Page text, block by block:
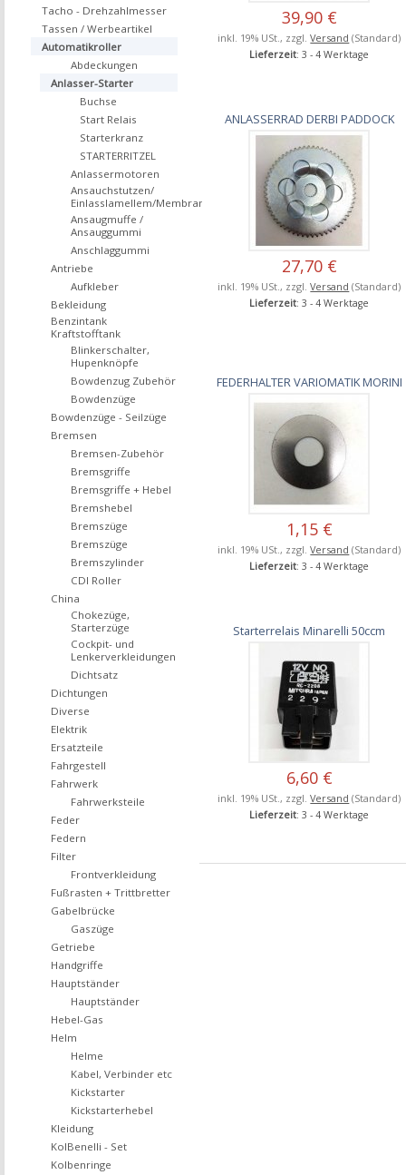
39,90 €
inkl. 19% USt., zzgl.Versand (Standard)
Lieferzeit: 3 - 4 Werktage
ANLASSERRAD DERBI PADDOCK
27,70 €
inkl. 19% USt., zzgl.Versand (Standard)
Lieferzeit: 3 - 4 Werktage
FEDERHALTER VARIOMATIK MORINI
1,15 €
inkl. 19% USt., zzgl.Versand (Standard)
Lieferzeit: 3 - 4 Werktage
Starterrelais Minarelli 50ccm
6,60 €
inkl. 19% USt., zzgl.Versand (Standard)
Lieferzeit: 3 - 4 Werktage
Tacho - Drehzahlmesser
Tassen / Werbeartikel
Automatikroller
Abdeckungen
Anlasser-Starter
Buchse
Start Relais
Starterkranz
STARTERRITZEL
Anlassermotoren
Ansauchstutzen/
Einlasslamellem/Membrane
Ansaugmuffe /
Ansauggummi
Anschlaggummi
Antriebe
Aufkleber
Bekleidung
Benzintank
Kraftstofftank
Blinkerschalter,
Hupenknöpfe
Bowdenzug Zubehör
Bowdenzüge
Bowdenzüge - Seilzüge
Bremsen
Bremsen-Zubehör
Bremsgriffe
Bremsgriffe + Hebel
Bremshebel
Bremszüge
Bremszüge
Bremszylinder
CDI Roller
China
Chokezüge,
Starterzüge
Cockpit- und
Lenkerverkleidungen
Dichtsatz
Dichtungen
Diverse
Elektrik
Ersatzteile
Fahrgestell
Fahrwerk
Fahrwerksteile
Feder
Federn
Filter
Frontverkleidung
Fußrasten + Trittbretter
Gabelbrücke
Gaszüge
Getriebe
Handgriffe
Hauptständer
Hauptständer
Hebel-Gas
Helm
Helme
Kabel, Verbinder etc
Kickstarter
Kickstarterhebel
Kleidung
KolBenelli - Set
Kolbenringe